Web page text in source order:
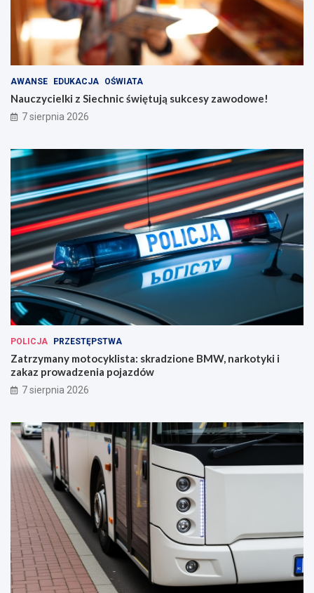
AWANSE EDUKACJA OŚWIATA
Nauczycielki z Siechnic świętują sukcesy zawodowe!
7 sierpnia 2026
POLICJA PRZESTĘPSTWA
Zatrzymany motocyklista: skradzione BMW, narkotyki i
zakaz prowadzenia pojazdów
7 sierpnia 2026